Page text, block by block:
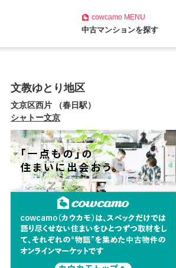
cowcamoMENU
中古マンションを探す
文教ゆとり地区
文京区西片 （春日駅）
シャトー文京